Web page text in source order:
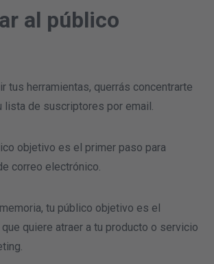
al público
tus herramientas, querrás concentrarte
lista de suscriptores por email.
objetivo es el primer paso para
correo electrónico.
tu público objetivo es el
quiere atraer a tu producto o servicio